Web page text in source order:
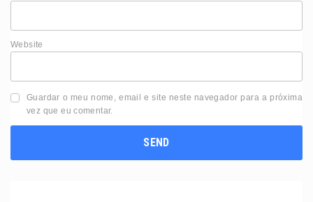
Website
Guardar o meu nome, email e site neste navegador para a próxima
vez que eu comentar.